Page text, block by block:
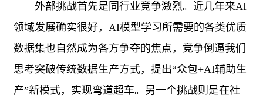
外部挑战首先是同行业竞争激烈。近几年来AI
领域发展确实很好，AI模型学习所需要的各类优质
数据集也自然成为各方争夺的焦点，竞争倒逼我们
思考突破传统数据生产方式，提出“众包+AI辅助生
产”新模式，实现弯道超车。另一个挑战则是在社